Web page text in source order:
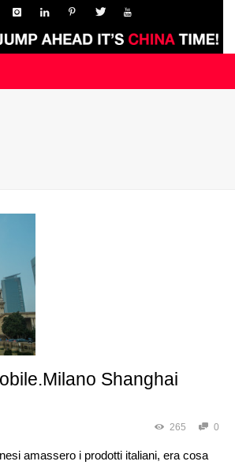
Shanghai
265 0
amassero i prodotti italiani, era cosa